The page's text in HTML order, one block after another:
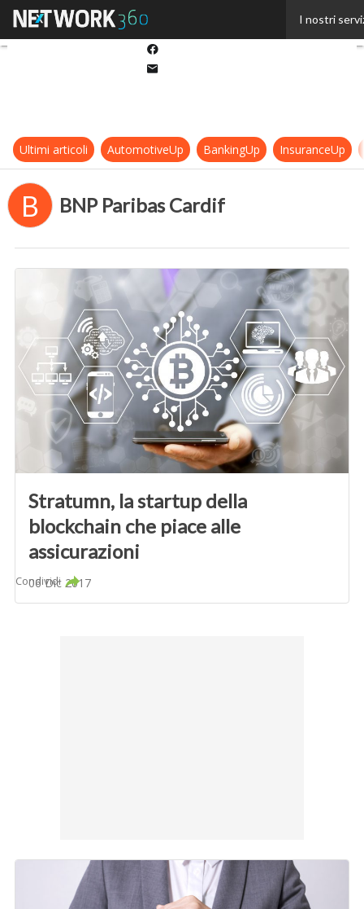
I nostri
Ultimi articoli AutomotiveUp BankingUp InsuranceUp
B BNP Paribas Cardif
Stratumn, la startup della
blockchain che piace alle
assicurazioni
06 Dic 2017
Condividi